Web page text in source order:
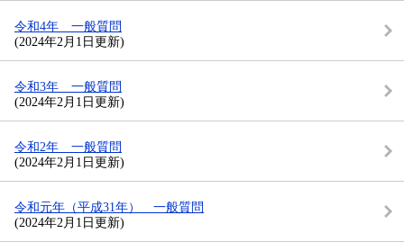
令和4年 一般質問
(2024年2月1日更新)
令和3年 一般質問
(2024年2月1日更新)
令和2年 一般質問
(2024年2月1日更新)
令和元年（平成31年） 一般質問
(2024年2月1日更新)